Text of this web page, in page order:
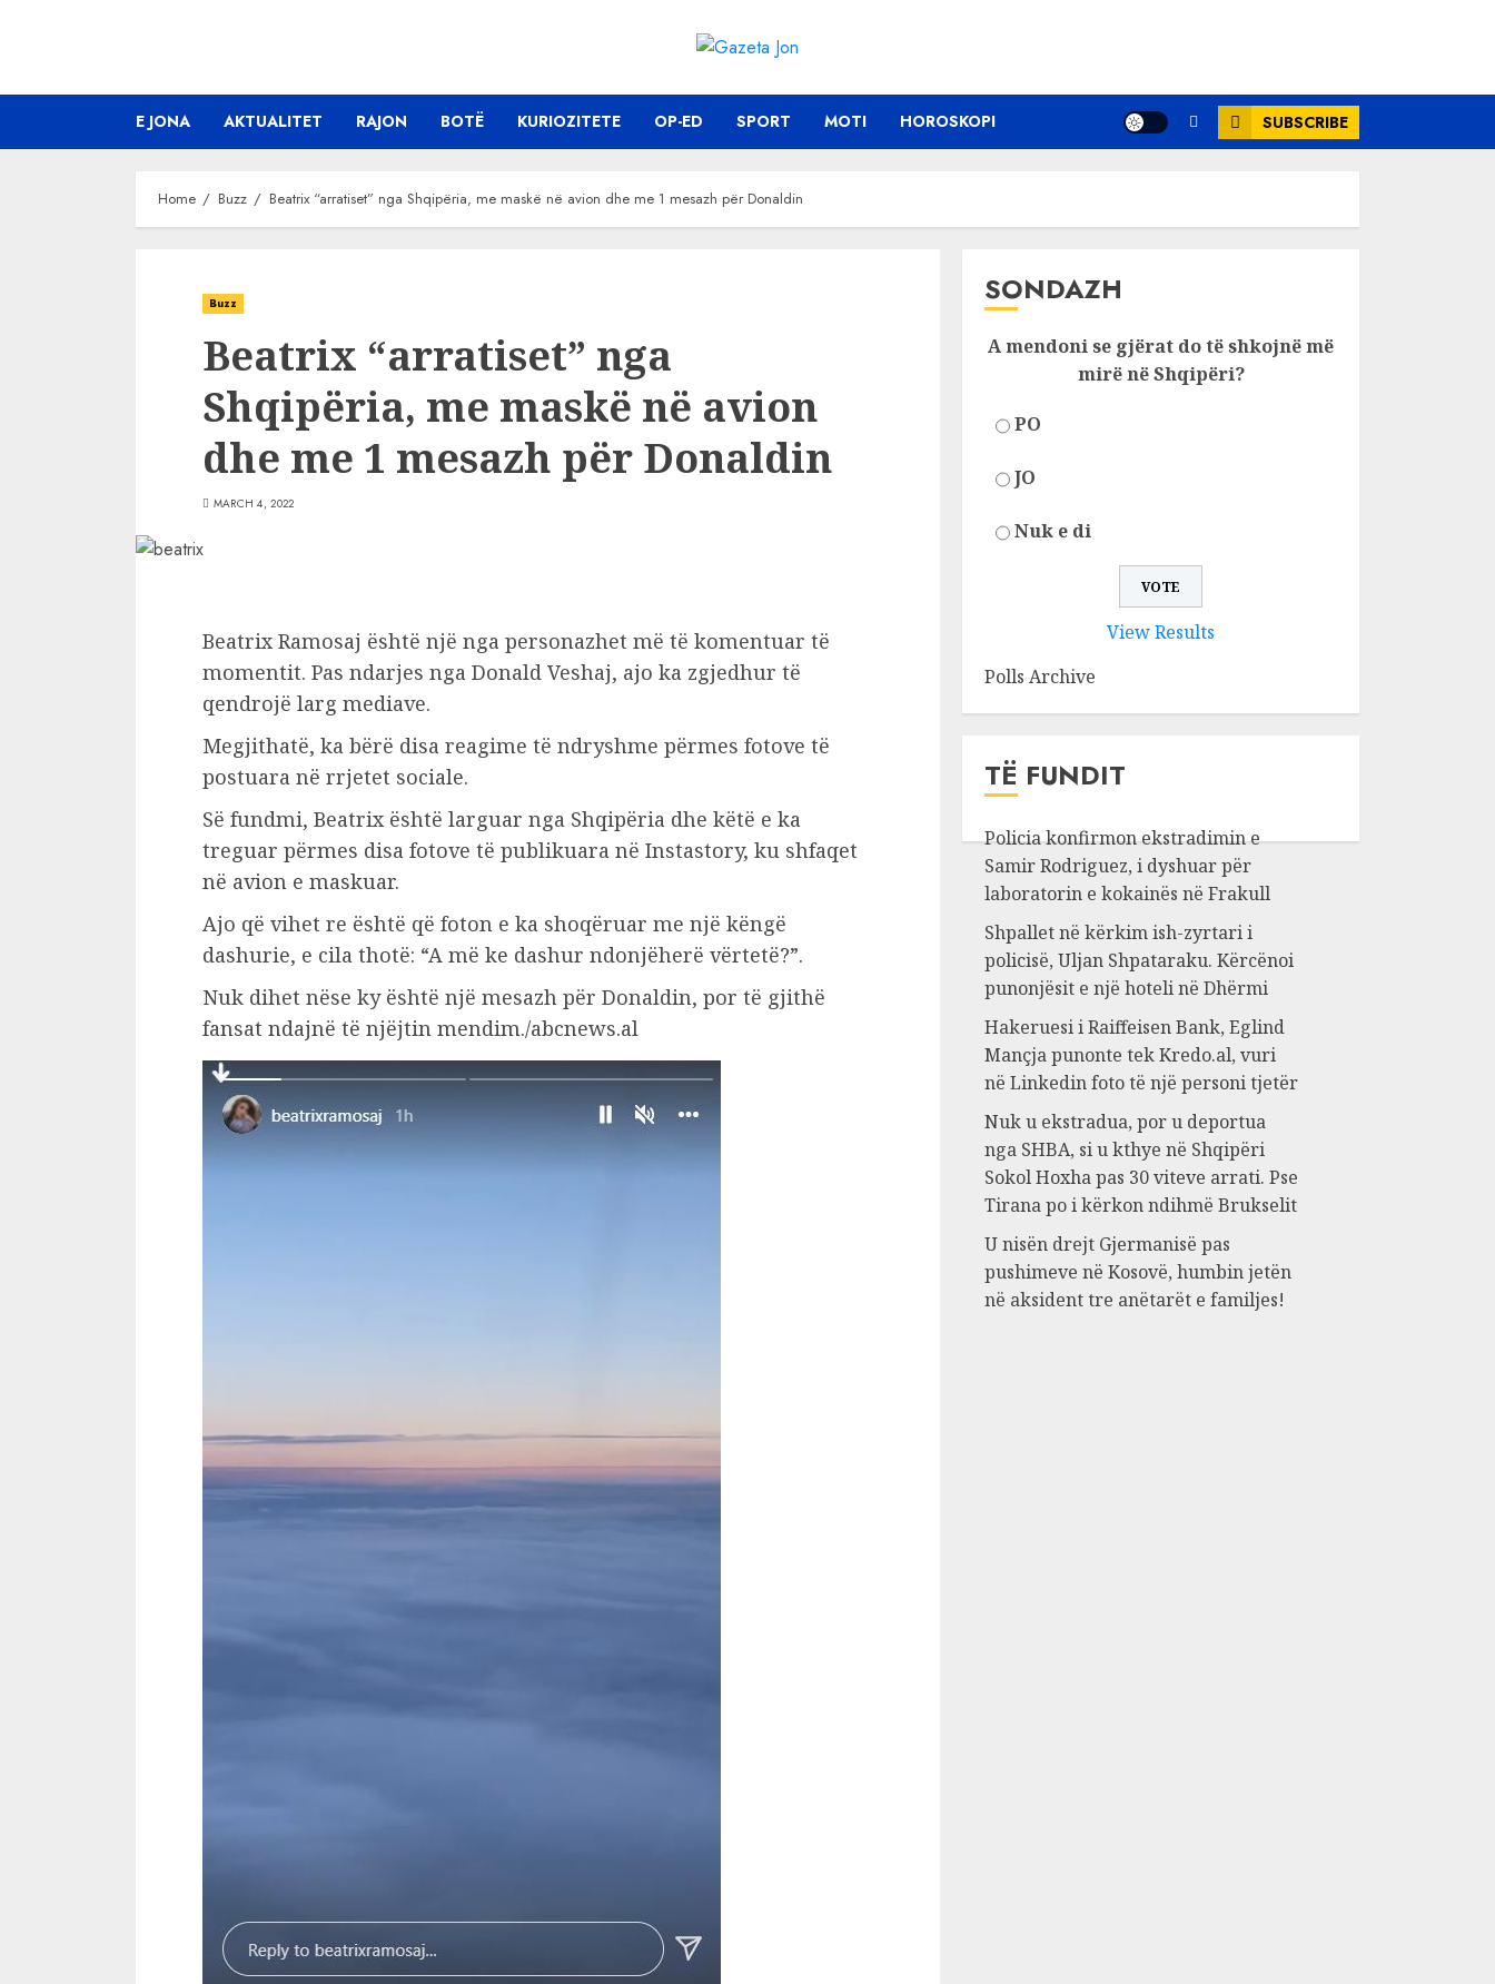
E JONA AKTUALITET RAJON BOTË KURIOZITETE OP-ED SPORT MOTI HOROSKOPI SUBSCRIBE
Home Buzz Beatrix “arratiset” nga Shqipëria, me maskë në avion dhe me 1 mesazh për Donaldin
Buzz
Beatrix “arratiset” nga
Shqipëria, me maskë në avion
dhe me 1 mesazh për Donaldin
MARCH 4, 2022
Beatrix Ramosaj është një nga personazhet më të komentuar të
momentit. Pas ndarjes nga Donald Veshaj, ajo ka zgjedhur të
qendrojë larg mediave.
Megjithatë, ka bërë disa reagime të ndryshme përmes fotove të
postuara në rrjetet sociale.
Së fundmi, Beatrix është larguar nga Shqipëria dhe këtë e ka
treguar përmes disa fotove të publikuara në Instastory, ku shfaqet
në avion e maskuar.
Ajo që vihet re është që foton e ka shoqëruar me një këngë
dashurie, e cila thotë: “A më ke dashur ndonjëherë vërtetë?”.
Nuk dihet nëse ky është një mesazh për Donaldin, por të gjithë
fansat ndajnë të njëjtin mendim./abcnews.al
SONDAZH
A mendoni se gjërat do të shkojnë më
mirë në Shqipëri?
PO
JO
Nuk e di
View Results
Polls Archive
TË FUNDIT
Policia konfirmon ekstradimin e
Samir Rodriguez, i dyshuar për
laboratorin e kokainës në Frakull
Shpallet në kërkim ish-zyrtari i
policisë, Uljan Shpataraku. Kërcënoi
punonjësit e një hoteli në Dhërmi
Hakeruesi i Raiffeisen Bank, Eglind
Mançja punonte tek Kredo.al, vuri
në Linkedin foto të një personi tjetër
Nuk u ekstradua, por u deportua
nga SHBA, si u kthye në Shqipëri
Sokol Hoxha pas 30 viteve arrati. Pse
Tirana po i kërkon ndihmë Brukselit
U nisën drejt Gjermanisë pas
pushimeve në Kosovë, humbin jetën
në aksident tre anëtarët e familjes!